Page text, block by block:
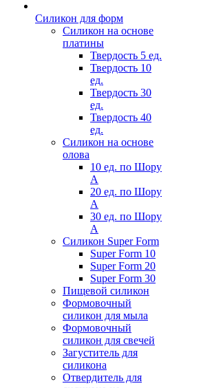
Силикон для форм
Силикон на основе
платины
Твердость 5 ед.
Твердость 10
ед.
Твердость 30
ед.
Твердость 40
ед.
Силикон на основе
олова
10 ед. по Шору
А
20 ед. по Шору
А
30 ед. по Шору
А
Силикон Super Form
Super Form 10
Super Form 20
Super Form 30
Пищевой силикон
Формовочный
силикон для мыла
Формовочный
силикон для свечей
Загуститель для
силикона
Отвердитель для